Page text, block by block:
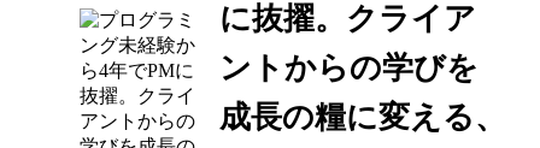
に抜擢。クライア
ントからの学びを
成長の糧に変える、